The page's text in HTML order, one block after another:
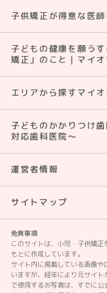
子供矯正が得意な医
子どもの健康を願う
矯正」のこと｜マイ
エリアから探すマイ
子どものかかりつけ
対応歯科医院～
運営者情報
サイトマップ
免責事項
このサイトは、小児・子供矯
もとに作成しています。
サイト内に掲載している画像
いますが、経年により元サイ
で使用するお写真は、すでに